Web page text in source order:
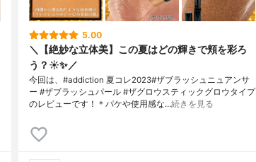
5.00
＼【絶妙な立体美】この夏はどの輝きで頬を彩ろ
う？☀️✨／
今回は、#addiction 夏コレ2023#ザブラッシュニュアンサ
ー #ザブラッシュパール #ザグロウスティックグロウタイプ
のレビューです！＊パケや使用感な…続きを見る